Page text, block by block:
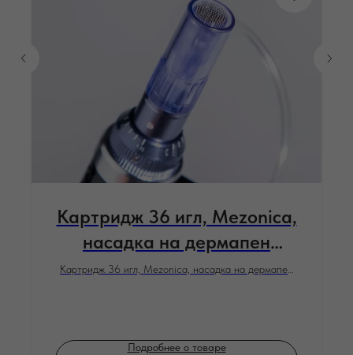
Картридж 36 игл, Mezonica,
насадка на дермапен
DraMes, 3 шт.
Картридж 36 игл, Mezonica, насадка на дермапен
Подробнее о товаре